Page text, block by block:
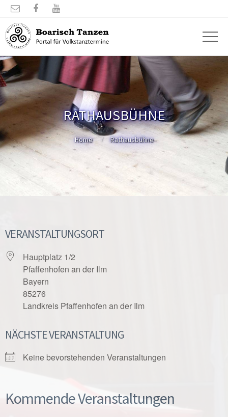
  
RATHAUSBÜHNE
Home Rathausbühne
VERANSTALTUNGSORT
Hauptplatz 1/2
Pfaffenhofen an der Ilm
Bayern
85276
Landkreis Pfaffenhofen an der Ilm
NÄCHSTE VERANSTALTUNG
Keine bevorstehenden Veranstaltungen
Kommende Veranstaltungen